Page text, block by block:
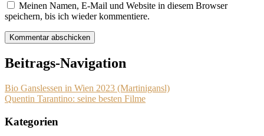
Meinen Namen, E-Mail und Website in diesem Browser
speichern, bis ich wieder kommentiere.
Beitrags-Navigation
Bio Ganslessen in Wien 2023 (Martinigansl)
Quentin Tarantino: seine besten Filme
Kategorien